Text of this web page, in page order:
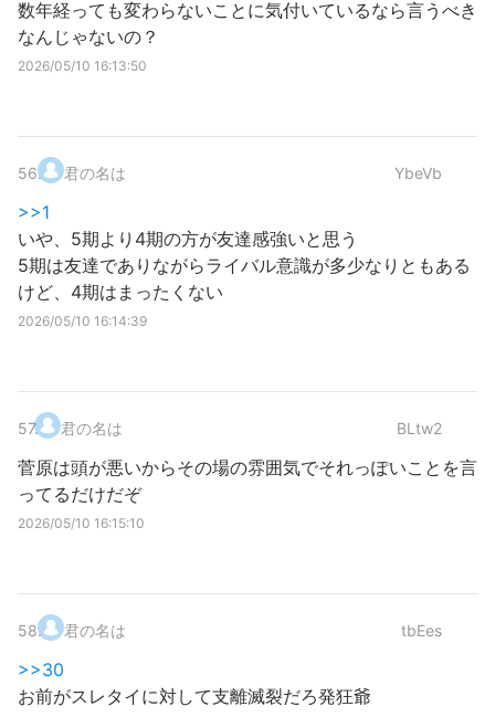
数年経っても変わらないことに気付いているなら言うべき
なんじゃないの？
2026/05/10 16:13:50
56. 君の名は YbeVb
>>1
いや、5期より4期の方が友達感強いと思う
5期は友達でありながらライバル意識が多少なりともある
けど、4期はまったくない
2026/05/10 16:14:39
57. 君の名は BLtw2
菅原は頭が悪いからその場の雰囲気でそれっぽいことを言
ってるだけだぞ
2026/05/10 16:15:10
58. 君の名は tbEes
>>30
お前がスレタイに対して支離滅裂だろ発狂爺